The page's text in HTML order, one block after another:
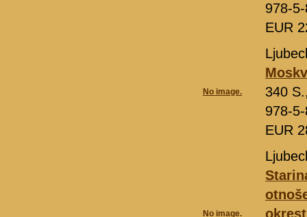
978-
EUR
No image.
340
978-
EUR
No image.